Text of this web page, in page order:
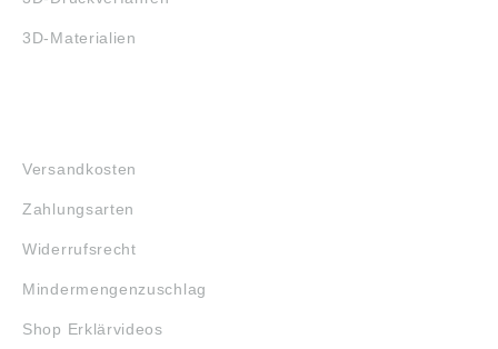
3D-Materialien
Versandkosten
Zahlungsarten
Widerrufsrecht
Mindermengenzuschlag
Shop Erklärvideos